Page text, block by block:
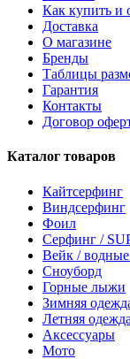
Как купить и
Доставка
О магазине
Бренды
Таблицы
Гарантия
Контакты
Договор
Каталог товаров
Кайтсерфинг
Виндсерфинг
Фоил
Серфинг /
Вейк /
Сноуборд
Горные лыжи
Зимняя
Летняя одежда
Аксессуары
Мото